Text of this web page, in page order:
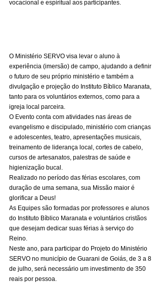
vocacional e espiritual aos participantes.
O Ministério SERVO visa levar o aluno à
experiência (imersão) de campo, ajudando a definir
o futuro de seu próprio ministério e também a
divulgação e projeção do Instituto Bíblico Maranata,
tanto para os voluntários externos, como para a
igreja local parceira.
O Evento conta com atividades nas áreas de
evangelismo e discipulado, ministério com crianças
e adolescentes, teatro, apresentações musicais,
treinamento de liderança local, cortes de cabelo,
cursos de artesanatos, palestras de saúde e
higienização bucal.
Realizado no período das férias escolares, com
duração de uma semana, sua Missão maior é
glorificar a Deus!
As Equipes são formadas por professores e alunos
do Instituto Bíblico Maranata e voluntários cristãos
que desejam dedicar suas férias à serviço do
Reino.
Neste ano, para participar do Projeto do Ministério
SERVO no município de Guarani de Goiás, de 3 a 8
de julho, será necessário um investimento de 350
reais por pessoa.